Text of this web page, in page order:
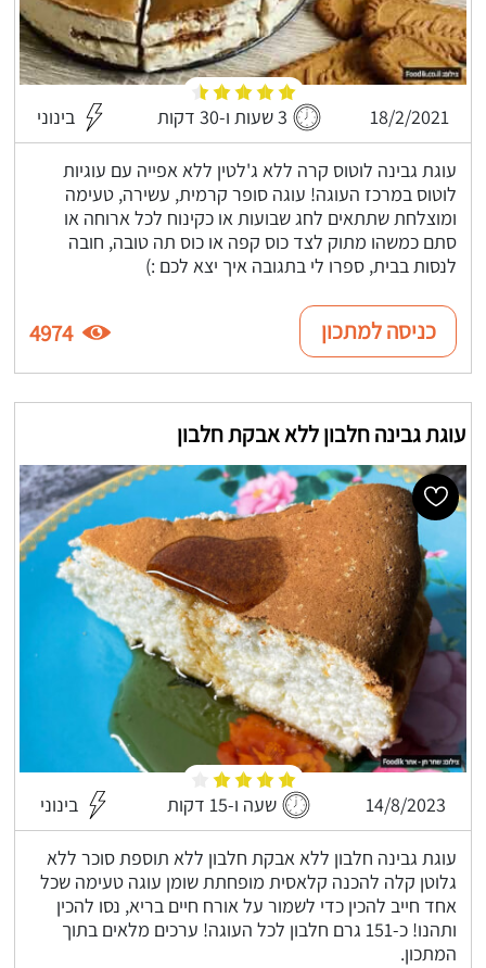
18/2/2021 3 שעות ו-30 דקות בינוני
עוגת גבינה לוטוס קרה ללא ג'לטין ללא אפייה עם עוגיות
לוטוס במרכז העוגה! עוגה סופר קרמית, עשירה, טעימה
ומוצלחת שתתאים לחג שבועות או כקינוח לכל ארוחה או
סתם כמשהו מתוק לצד כוס קפה או כוס תה טובה, חובה
לנסות בבית, ספרו לי בתגובה איך יצא לכם :)
כניסה למתכון 4974
עוגת גבינה חלבון ללא אבקת חלבון
14/8/2023 שעה ו-15 דקות בינוני
עוגת גבינה חלבון ללא אבקת חלבון ללא תוספת סוכר ללא
גלוטן קלה להכנה קלאסית מופחתת שומן עוגה טעימה שכל
אחד חייב להכין כדי לשמור על אורח חיים בריא, נסו להכין
ותהנו! כ-151 גרם חלבון לכל העוגה! ערכים מלאים בתוך
המתכון.